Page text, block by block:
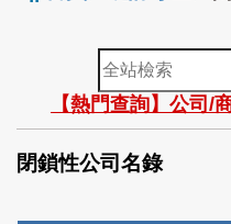
全
站
檢
索
【熱門查詢】公司/
閉鎖性公司名錄